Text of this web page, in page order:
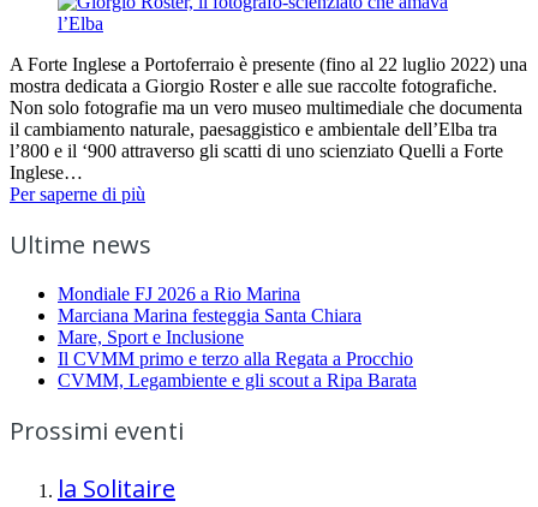
A Forte Inglese a Portoferraio è presente (fino al 22 luglio 2022) una
mostra dedicata a Giorgio Roster e alle sue raccolte fotografiche.
Non solo fotografie ma un vero museo multimediale che documenta
il cambiamento naturale, paesaggistico e ambientale dell’Elba tra
l’800 e il ‘900 attraverso gli scatti di uno scienziato Quelli a Forte
Inglese…
Per saperne di più
Ultime news
Mondiale FJ 2026 a Rio Marina
Marciana Marina festeggia Santa Chiara
Mare, Sport e Inclusione
Il CVMM primo e terzo alla Regata a Procchio
CVMM, Legambiente e gli scout a Ripa Barata
Prossimi eventi
la Solitaire